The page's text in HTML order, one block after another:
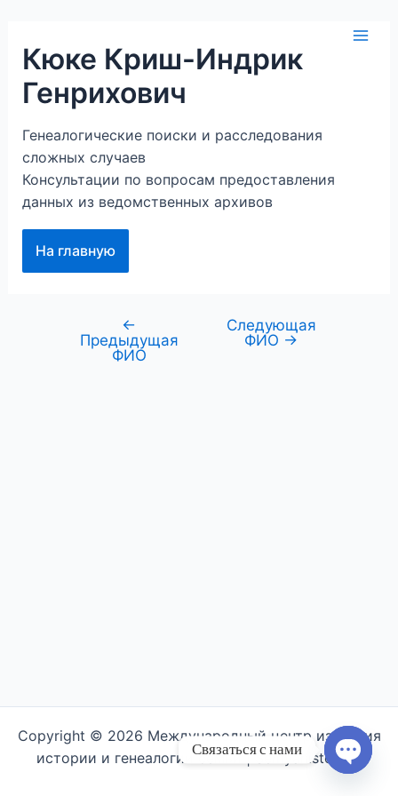
содержимому
Кюке Криш-Индрик
Генрихович
Генеалогические поиски и расследования
сложных случаев
Консультации по вопросам предоставления
данных из ведомственных архивов
На главную
Навигация←
Предыдущая
ФИО
Следующая
ФИО →
Copyright © 2026 Международный центр изучения
истории и генеалогии семьи | Semyahistory.ru
Связаться с нами